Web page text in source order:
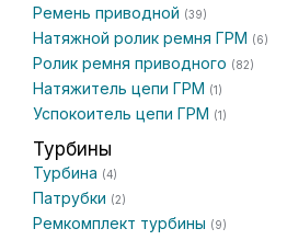
Ремень приводной (39)
Натяжной ролик ремня ГРМ (6)
Ролик ремня приводного (82)
Натяжитель цепи ГРМ (1)
Успокоитель цепи ГРМ (1)
Турбины
Турбина (4)
Патрубки (2)
Ремкомплект турбины (9)